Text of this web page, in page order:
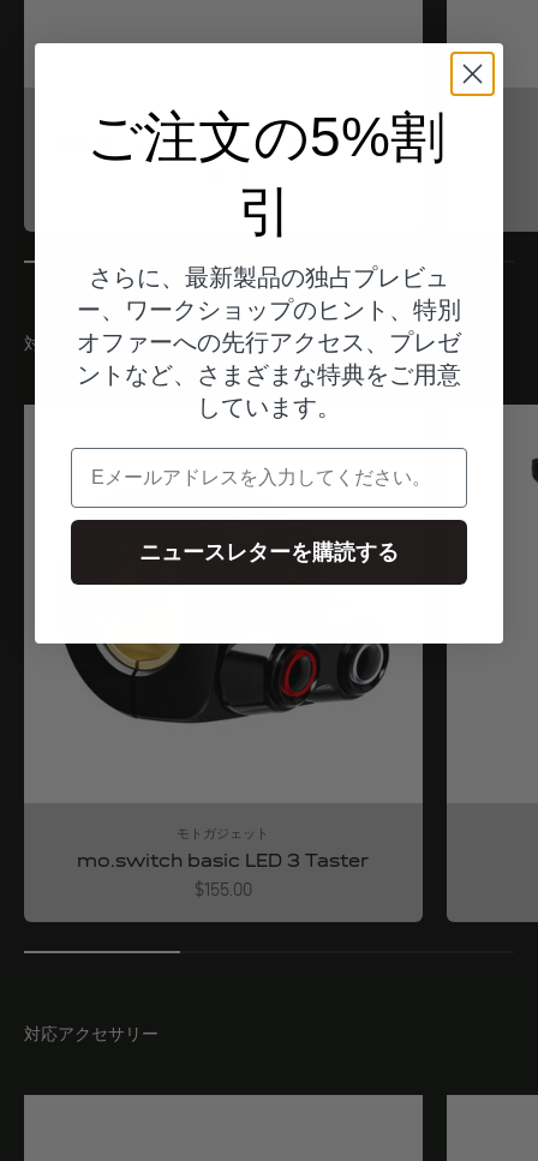
モトガジェット
MO.ユニット アースディストリビューター
対応するボタン＆ハンドル
モトガジェット
mo.switch basic LED 3 Taster
Angebot
$155.00
対応アクセサリー
ご注文の5%割
引
さらに、最新製品の独占プレビュ
ー、ワークショップのヒント、特別
オファーへの先行アクセス、プレゼ
ントなど、さまざまな特典をご用意
しています。
電子メール
ニュースレターを購読する